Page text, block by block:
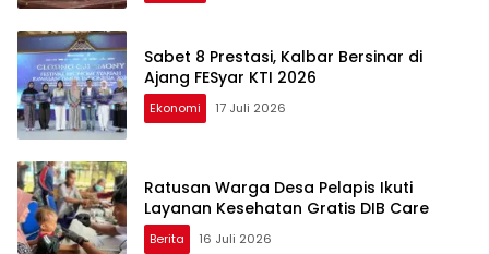
Sabet 8 Prestasi, Kalbar Bersinar di
Ajang FESyar KTI 2026
Ekonomi 17 Juli 2026
Ratusan Warga Desa Pelapis Ikuti
Layanan Kesehatan Gratis DIB Care
Berita 16 Juli 2026